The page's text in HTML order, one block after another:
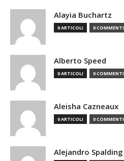
Alayia Buchartz
0 ARTICOLI 0 COMMENTI
Alberto Speed
0 ARTICOLI 0 COMMENTI
Aleisha Cazneaux
0 ARTICOLI 0 COMMENTI
Alejandro Spalding